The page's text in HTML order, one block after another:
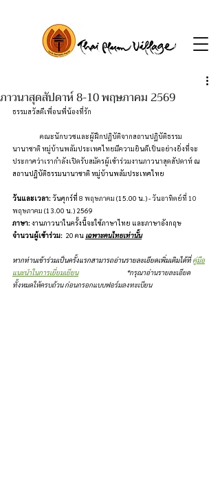
ภาวนาสุดสัปดาห์ 8-10 พฤษภาคม 2569
ธรรมสวัสดีเพื่อนพี่น้องที่รัก
นานาชาติ หมู่บ้านพลัมประเทศไทยมีความยินดีเป็นอย่างยิ่งที่จะ
ประกาศว่าเรากำลังเปิดรับสมัครผู้เข้าร่วมงานภาวนาสุดสัปดาห์ ณ
สถานปฏิบัติธรรมนานาชาติ หมู่บ้านพลัมประเทศไทย
วันและเวลา: วันศุกร์ที่ 8 พฤษภาคม (15.00 น.) - วันอาทิตย์ที่ 10
พฤษภาคม (13.00 น.) 2569
ภาษา: งานภาวนาในครั้งนี้จะใช้ภาษาไทย และภาษาอังกฤษ
จำนวนผู้เข้าร่วม: 20 คน เฉพาะคนไทยเท่านั้น
หากท่านเข้าร่วมเป็นครั้งแรกสามารถอ่านรายละเอียดเพิ่มเติมได้ที่ คู่มือ
แนะนำในการเยี่ยมเยียน
*กรุณาอ่านรายละเอียด
ทั้งหมดให้ครบถ้วน ก่อนกรอกแบบฟอร์มลงทะเบียน